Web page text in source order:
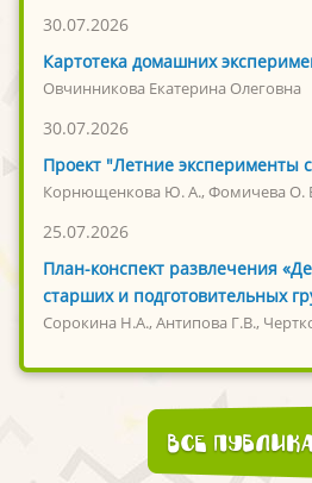
30.07.2026
Картотека домашних
Овчинникова Екатерина Олеговна
30.07.2026
Проект "Летние эксперименты
Корнющенкова Ю. А., Фомичева О.
25.07.2026
План-конспект развлечения
старших и подготовительных
Сорокина Н.А., Антипова Г.В.,
Все